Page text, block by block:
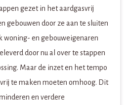
gezet in het aardgasvrij
gebouwen door ze aan te sluiten
woning- en gebouweigenaren
door nu al over te stappen
Maar de inzet en het tempo
te maken moeten omhoog. Dit
en verdere